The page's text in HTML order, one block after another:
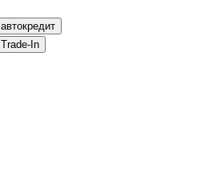
на автокредит
на Trade-In